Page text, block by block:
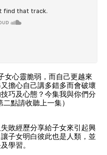
女心靈脆弱，而自己更越來
擔心自己講多錯多而會破壞
巧及心態？今集我與你們分
點請收聽上一集）
敗經歷分享給子女來引起興
子女明白彼此也是人類，並
學習。